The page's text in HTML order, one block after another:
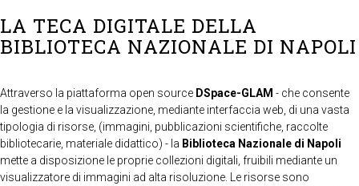
LA TECA DIGITALE DELLA
BIBLIOTECA NAZIONALE DI NAPOLI
Attraverso la piattaforma open source DSpace-GLAM - che consente
la gestione e la visualizzazione, mediante interfaccia web, di una vasta
tipologia di risorse, (immagini, pubblicazioni scientifiche, raccolte
bibliotecarie, materiale didattico) - la Biblioteca Nazionale di Napoli
mette a disposizione le proprie collezioni digitali, fruibili mediante un
visualizzatore di immagini ad alta risoluzione. Le risorse sono